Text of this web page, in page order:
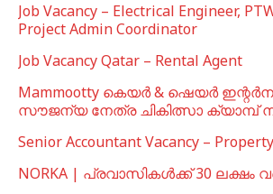
Job Vacancy – Electrical Engineer,
Project Admin Coordinator
Job Vacancy Qatar – Rental Agent
Mammootty കെയർ & ഷെയർ
സൗജന്യ നേത്ര ചികിത്സാ ക്യാമ്പ്
Senior Accountant Vacancy –
NORKA | പ്രവാസികള്‍ക്ക് 30 ലക്ഷം